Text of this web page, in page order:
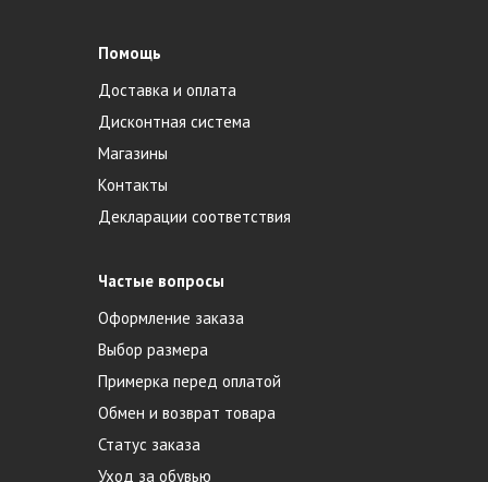
Помощь
Доставка и оплата
Дисконтная система
Магазины
Контакты
Декларации соответствия
Частые вопросы
Оформление заказа
Выбор размера
Примерка перед оплатой
Обмен и возврат товара
Статус заказа
Уход за обувью